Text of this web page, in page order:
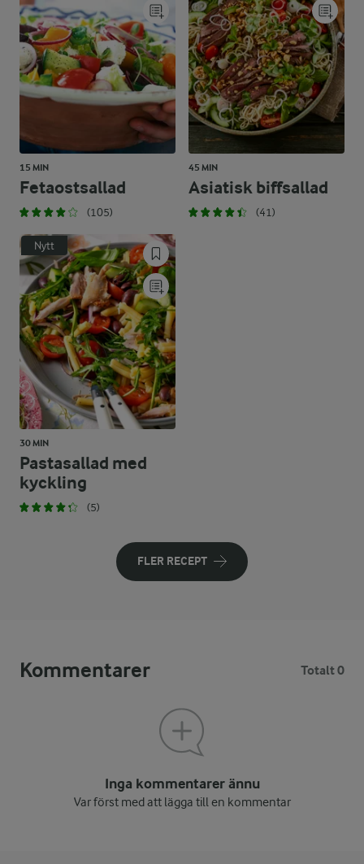
15 MIN
Fetaostsallad
(105)
45 MIN
Asiatisk biffsallad
(41)
Nytt
30 MIN
Pastasallad med
kyckling
(5)
FLER RECEPT
Kommentarer Totalt 0
Inga kommentarer ännu
Var först med att lägga till en kommentar